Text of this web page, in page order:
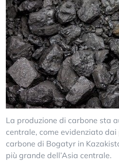
La produzione di carbone sta
centrale, come evidenziato
carbone di Bogatyr in
più grande dell’Asia centrale.